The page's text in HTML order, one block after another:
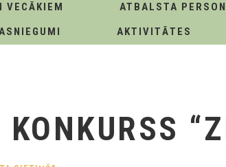
VECĀKIEM ATBALSTA
AKTIVITĀTES